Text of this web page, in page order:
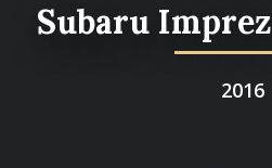
Subaru
2016